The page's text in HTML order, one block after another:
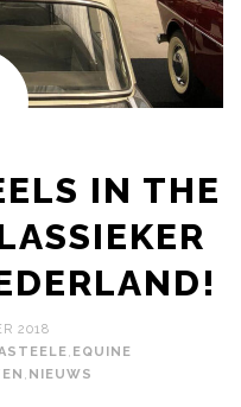
IN THE
2018
, EQUINE
, NIEUWS